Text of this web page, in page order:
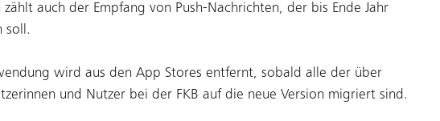
zählt auch der Empfang von Push-Nachrichten, der bis Ende Jahr
soll.
wird aus den App Stores entfernt, sobald alle der über
und Nutzer bei der FKB auf die neue Version migriert sind.